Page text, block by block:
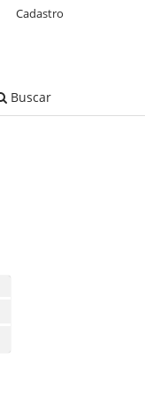
Buscar
Cadastro